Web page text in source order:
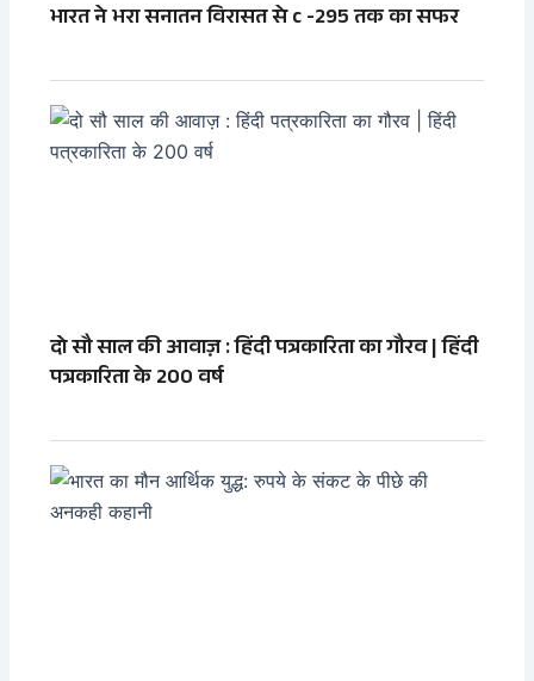
भारत ने भरा सनातन विरासत से c -295 तक का सफर
दो सौ साल की आवाज़ : हिंदी पत्रकारिता का गौरव | हिंदी
पत्रकारिता के 200 वर्ष